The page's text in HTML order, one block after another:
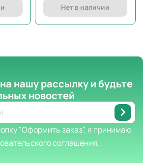
Нет в наличии
нашу рассылкуи будьте
новостей
"Оформить заказ", я принимаю
соглашения.